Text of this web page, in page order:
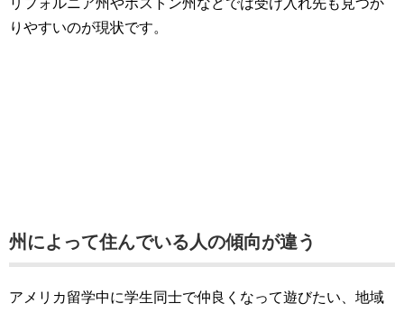
リフォルニア州やボストン州などでは受け入れ先も見つか
りやすいのが現状です。
州によって住んでいる人の傾向が違う
アメリカ留学中に学生同士で仲良くなって遊びたい、地域